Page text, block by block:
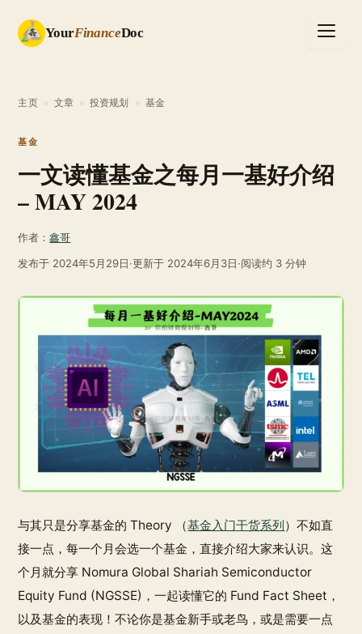
YourFinanceDoc
主页 » 文章 » 投资规划 » 基金
基金
一文读懂基金之每月一基好介绍
– MAY 2024
作者：鑫哥
发布于 2024年5月29日·更新于 2024年6月3日·阅读约 3 分钟
与其只是分享基金的 Theory （基金入门干货系列）不如直
接一点，每一个月会选一个基金，直接介绍大家来认识。这
个月就分享 Nomura Global Shariah Semiconductor
Equity Fund (NGSSE)，一起读懂它的 Fund Fact Sheet，
以及基金的表现！不论你是基金新手或老鸟，或是需要一点